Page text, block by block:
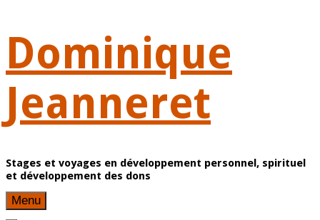
Skip
content
Dominique
Jeanneret
Stages et voyages en développement personnel, spirituel
et développement des dons
Menu